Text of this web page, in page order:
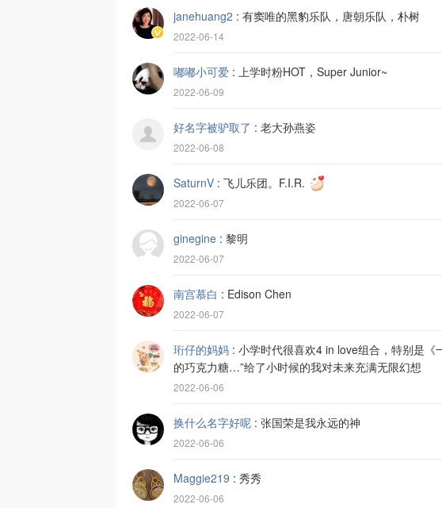
janehuang2 : 有窦唯的黑豹乐队，唐朝乐队，朴树
2022-06-14
嘟嘟小可爱 : 上学时粉HOT，Super Junior~
2022-06-09
好名字被驴取了 : 老大孙燕姿
2022-06-08
SaturnV : 飞儿乐团。F.I.R.
2022-06-07
ginegine : 黎明
2022-06-07
南宫慕白 : Edison Chen
2022-06-07
珩仔的妈妈 : 小学时代很喜欢4 in love组合，特别是《
的巧克力糖…”给了小时候的我对未来充满无限幻想
2022-06-06
换什么名字好呢 : 张国荣是我永远的神
2022-06-06
Maggie219 : 秀秀
2022-06-06